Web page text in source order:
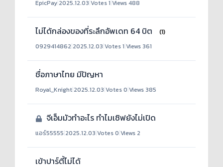
EpicPay|2025.12.03|Votes 1|Views 488
ไม่ได้กล่องของที่ระลึกอัพเดท 64 บิต
(1)
0929414862|2025.12.03|Votes 1|Views 361
ชื่อภาษาไทย มีปัญหา
Royal_Knight|2025.12.03|Votes 0|Views 385
จีเอ็มมัวทำอะไร ทำไมเซิฟยังไม่เปิด
แอร์55555|2025.12.03|Votes 0|Views 2
เข้าปาร์ตี้ไม่ได้